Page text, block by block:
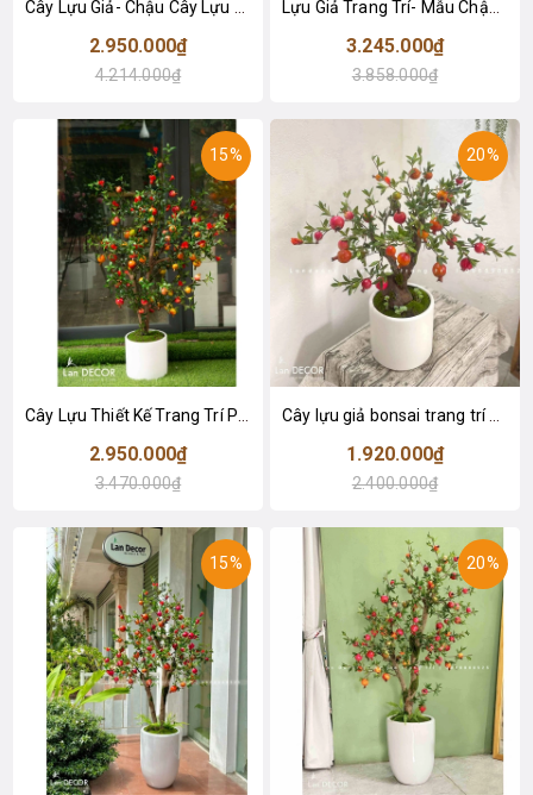
2.950.000₫
4.214.000₫
3.245.000₫
3.858.000₫
15%
2.950.000₫
3.470.000₫
20%
1.920.000₫
2.400.000₫
15% 20%